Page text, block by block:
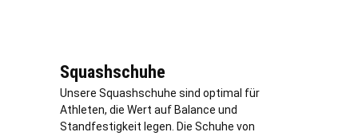
Squashschuhe
Unsere Squashschuhe sind optimal für
Athleten, die Wert auf Balance und
Standfestigkeit legen. Die Schuhe von